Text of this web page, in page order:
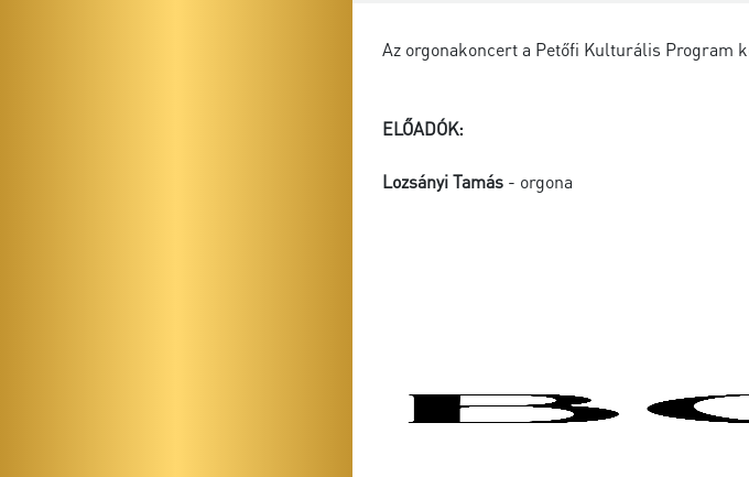
Az orgonakoncert a Petőfi Kulturális Program
ELŐADÓK:
Lozsányi Tamás - orgona